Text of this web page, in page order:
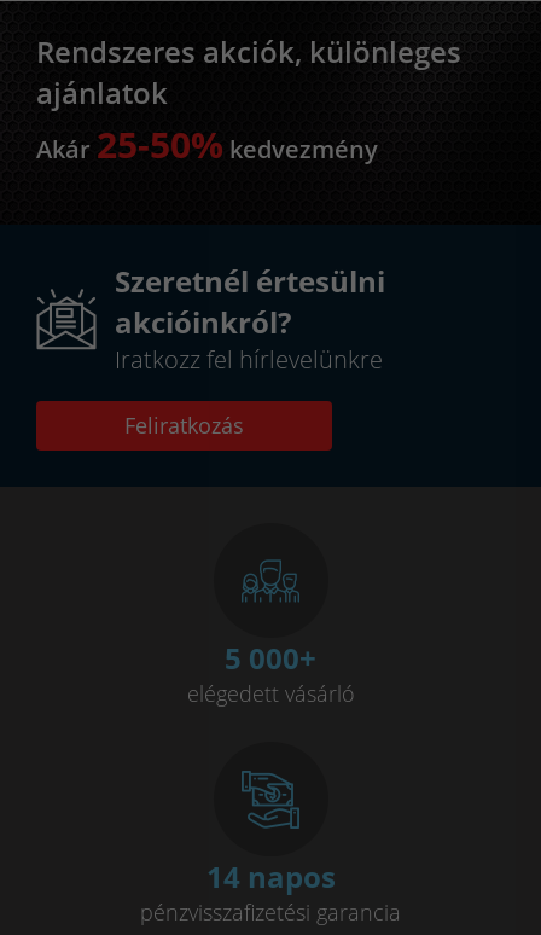
Rendszeres akciók, különleges
ajánlatok
Akár 25-50% kedvezmény
Szeretnél értesülni
akcióinkról?
Iratkozz fel hírlevelünkre
Feliratkozás
5 000+
elégedett vásárló
14 napos
pénzvisszafizetési garancia